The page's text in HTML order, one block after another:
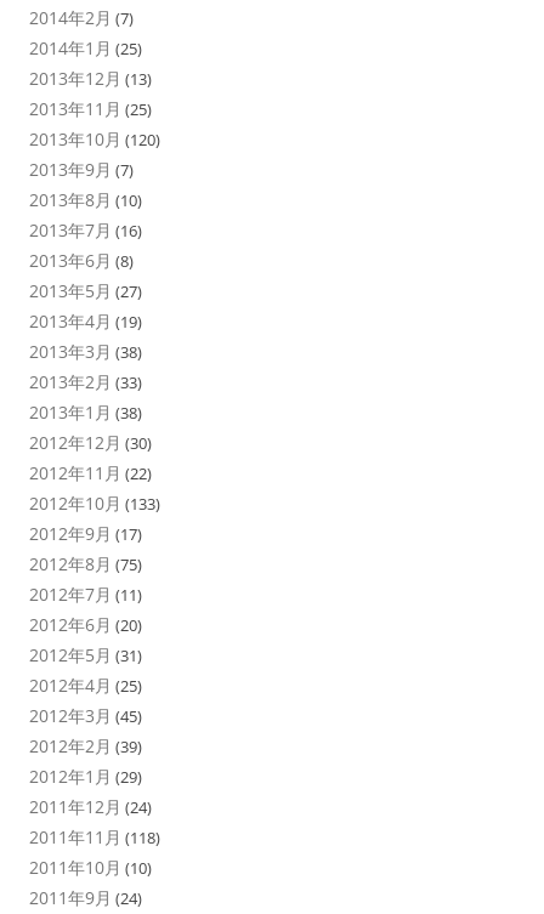
2014年2月 (7)
2014年1月 (25)
2013年12月 (13)
2013年11月 (25)
2013年10月 (120)
2013年9月 (7)
2013年8月 (10)
2013年7月 (16)
2013年6月 (8)
2013年5月 (27)
2013年4月 (19)
2013年3月 (38)
2013年2月 (33)
2013年1月 (38)
2012年12月 (30)
2012年11月 (22)
2012年10月 (133)
2012年9月 (17)
2012年8月 (75)
2012年7月 (11)
2012年6月 (20)
2012年5月 (31)
2012年4月 (25)
2012年3月 (45)
2012年2月 (39)
2012年1月 (29)
2011年12月 (24)
2011年11月 (118)
2011年10月 (10)
2011年9月 (24)